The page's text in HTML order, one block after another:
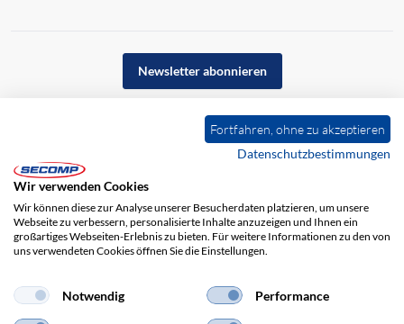
Newsletter abonnieren
Impressum Haftungsausschluss
Fortfahren, ohne zu akzeptieren
Datenschutzbestimmungen
Wir verwenden Cookies
Wir können diese zur Analyse unserer Besucherdaten platzieren, um unsere
Webseite zu verbessern, personalisierte Inhalte anzuzeigen und Ihnen ein
großartiges Webseiten-Erlebnis zu bieten. Für weitere Informationen zu den von
uns verwendeten Cookies öffnen Sie die Einstellungen.
Notwendig Performance